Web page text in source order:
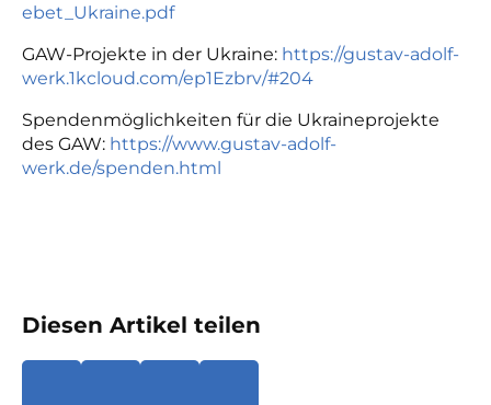
ebet_Ukraine.pdf
GAW-Projekte in der Ukraine: https://gustav-adolf-
werk.1kcloud.com/ep1Ezbrv/#204
Spendenmöglichkeiten für die Ukraineprojekte
des GAW: https://www.gustav-adolf-
werk.de/spenden.html
Diesen Artikel teilen